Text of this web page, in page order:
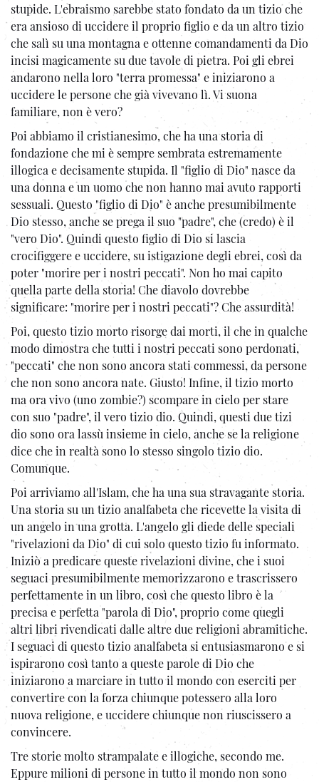
stupide. L'ebraismo sarebbe stato fondato da un tizio che
era ansioso di uccidere il proprio figlio e da un altro tizio
che salì su una montagna e ottenne comandamenti da Dio
incisi magicamente su due tavole di pietra. Poi gli ebrei
andarono nella loro "terra promessa" e iniziarono a
uccidere le persone che già vivevano lì. Vi suona
familiare, non è vero?
Poi abbiamo il cristianesimo, che ha una storia di
fondazione che mi è sempre sembrata estremamente
illogica e decisamente stupida. Il "figlio di Dio" nasce da
una donna e un uomo che non hanno mai avuto rapporti
sessuali. Questo "figlio di Dio" è anche presumibilmente
Dio stesso, anche se prega il suo "padre", che (credo) è il
"vero Dio". Quindi questo figlio di Dio si lascia
crocifiggere e uccidere, su istigazione degli ebrei, così da
poter "morire per i nostri peccati". Non ho mai capito
quella parte della storia! Che diavolo dovrebbe
significare: "morire per i nostri peccati"? Che assurdità!
Poi, questo tizio morto risorge dai morti, il che in qualche
modo dimostra che tutti i nostri peccati sono perdonati,
"peccati" che non sono ancora stati commessi, da persone
che non sono ancora nate. Giusto! Infine, il tizio morto
ma ora vivo (uno zombie?) scompare in cielo per stare
con suo "padre", il vero tizio dio. Quindi, questi due tizi
dio sono ora lassù insieme in cielo, anche se la religione
dice che in realtà sono lo stesso singolo tizio dio.
Comunque.
Poi arriviamo all'Islam, che ha una sua stravagante storia.
Una storia su un tizio analfabeta che ricevette la visita di
un angelo in una grotta. L'angelo gli diede delle speciali
"rivelazioni da Dio" di cui solo questo tizio fu informato.
Iniziò a predicare queste rivelazioni divine, che i suoi
seguaci presumibilmente memorizzarono e trascrissero
perfettamente in un libro, così che questo libro è la
precisa e perfetta "parola di Dio", proprio come quegli
altri libri rivendicati dalle altre due religioni abramitiche.
I seguaci di questo tizio analfabeta si entusiasmarono e si
ispirarono così tanto a queste parole di Dio che
iniziarono a marciare in tutto il mondo con eserciti per
convertire con la forza chiunque potessero alla loro
nuova religione, e uccidere chiunque non riuscissero a
convincere.
Tre storie molto strampalate e illogiche, secondo me.
Eppure milioni di persone in tutto il mondo non sono